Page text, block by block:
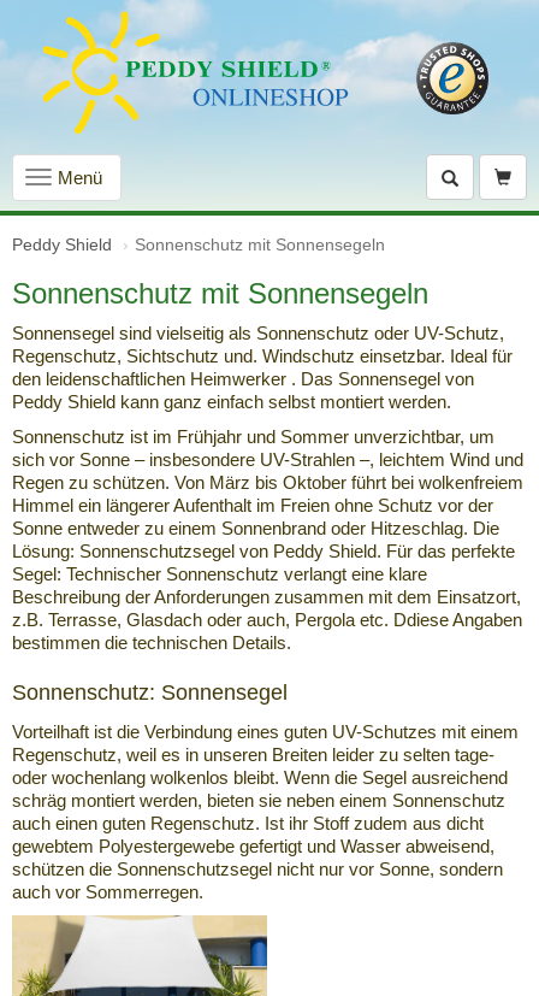
Navigation
einblenden
Menü
Peddy Shield Sonnenschutz mit Sonnensegeln
Sonnenschutz mit Sonnensegeln
Sonnensegel sind vielseitig als Sonnenschutz oder UV-Schutz,
Regenschutz, Sichtschutz und. Windschutz einsetzbar. Ideal für
den leidenschaftlichen Heimwerker . Das Sonnensegel von
Peddy Shield kann ganz einfach selbst montiert werden.
Sonnenschutz ist im Frühjahr und Sommer unverzichtbar, um
sich vor Sonne – insbesondere UV-Strahlen –, leichtem Wind und
Regen zu schützen. Von März bis Oktober führt bei wolkenfreiem
Himmel ein längerer Aufenthalt im Freien ohne Schutz vor der
Sonne entweder zu einem Sonnenbrand oder Hitzeschlag. Die
Lösung: Sonnenschutzsegel von Peddy Shield. Für das perfekte
Segel: Technischer Sonnenschutz verlangt eine klare
Beschreibung der Anforderungen zusammen mit dem Einsatzort,
z.B. Terrasse, Glasdach oder auch, Pergola etc. Ddiese Angaben
bestimmen die technischen Details.
Sonnenschutz: Sonnensegel
Vorteilhaft ist die Verbindung eines guten UV-Schutzes mit einem
Regenschutz, weil es in unseren Breiten leider zu selten tage-
oder wochenlang wolkenlos bleibt. Wenn die Segel ausreichend
schräg montiert werden, bieten sie neben einem Sonnenschutz
auch einen guten Regenschutz. Ist ihr Stoff zudem aus dicht
gewebtem Polyestergewebe gefertigt und Wasser abweisend,
schützen die Sonnenschutzsegel nicht nur vor Sonne, sondern
auch vor Sommerregen.